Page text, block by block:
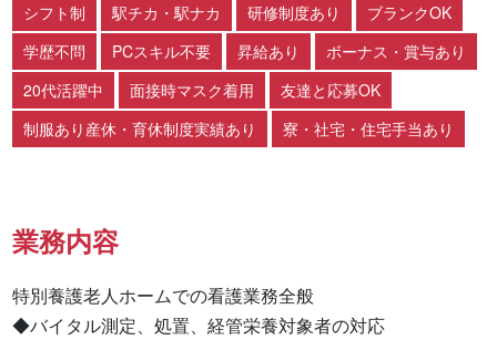
シフト制
駅チカ・駅ナカ 研修制度あり
ブランクOK
学歴不問
PCスキル不要 昇給あり
ボーナス・賞与あり
20代活躍中
面接時マスク着用
友達と応募OK
制服あり産休・育休制度実績あり
寮・社宅・住宅手当あり
業務内容
特別養護老人ホームでの看護業務全般
◆バイタル測定、処置、経管栄養対象者の対応